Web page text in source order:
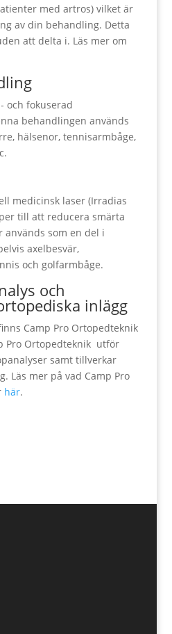
med artros) vilket är
av din behandling. Detta
att delta i. Läs mer om
och fokuserad
behandlingen används
hälsenor, tennisarmbåge,
medicinsk laser (Irradias
till att reducera smärta
används som en del i
axelbesvär,
och golfarmbåge.
och
inlägg
Camp Pro Ortopedteknik
Pro Ortopedteknik utför
samt tillverkar
Läs mer på vad Camp Pro
här.